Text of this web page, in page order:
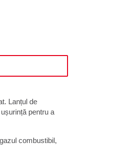
Lanțul de
pentru a
combustibil,